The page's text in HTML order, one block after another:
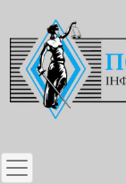
до
основного
вмісту